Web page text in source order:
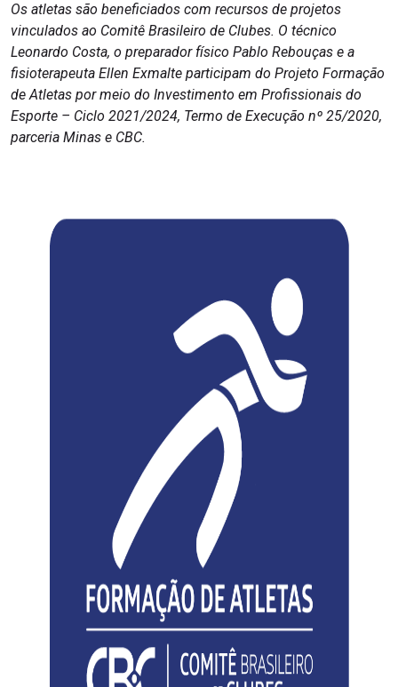
Os atletas são beneficiados com recursos de projetos
vinculados ao Comitê Brasileiro de Clubes. O técnico
Leonardo Costa, o preparador físico Pablo Rebouças e a
fisioterapeuta Ellen Exmalte participam do Projeto Formação
de Atletas por meio do Investimento em Profissionais do
Esporte – Ciclo 2021/2024, Termo de Execução nº 25/2020,
parceria Minas e CBC.